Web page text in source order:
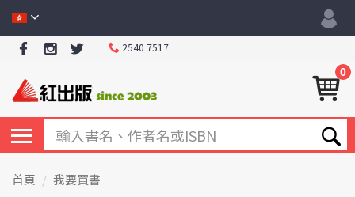
2540 7517
0
首頁 我要買書